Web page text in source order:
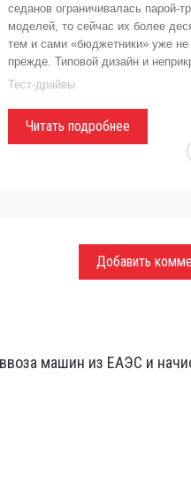
седанов ограничивалась парой-
моделей, то сейчас их более
тем и сами «бюджетники» уже не
прежде. Типовой дизайн и
Тест-драйвы
Читать подробнее
Добавить
машин из ЕАЭС и